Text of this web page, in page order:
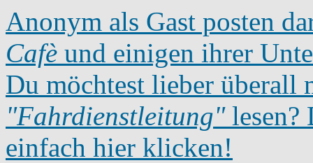
Anonym als Gast posten
Cafè und einigen ihrer
Du möchtest lieber überall
"Fahrdienstleitung"lesen?
einfach hier klicken!